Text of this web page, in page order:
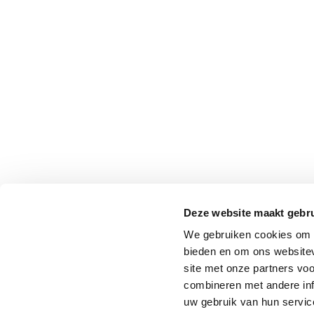
Deze website maakt
We gebruiken cookies
bieden en om ons
site met onze partners
combineren met andere
uw gebruik van hun